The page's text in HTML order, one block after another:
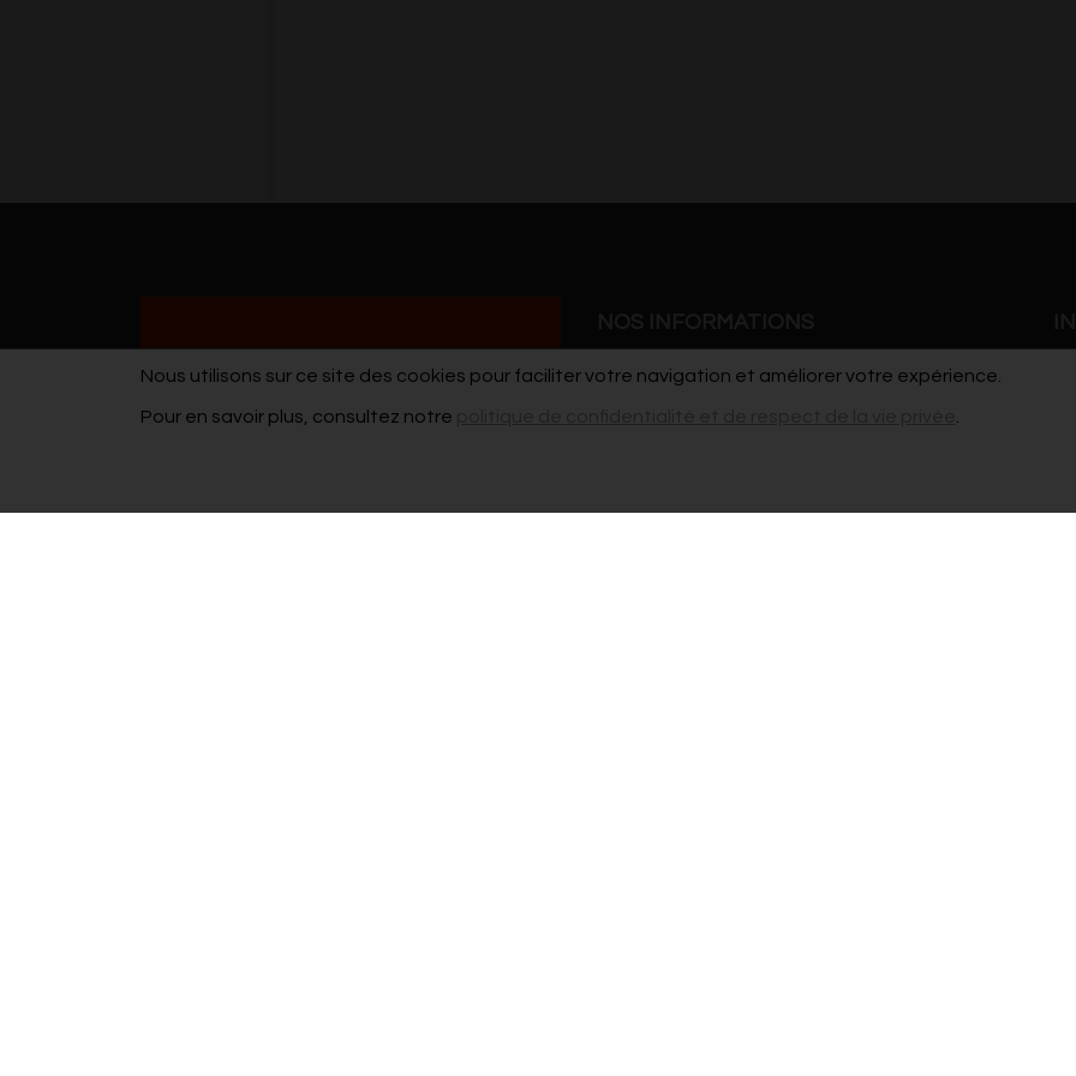
Nous utilisons sur ce site des cookies pour faciliter votre navigation et améliorer votre expérience.
Pour en savoir plus, consultez notre
Grand'Rue 41
pour les stages / ateliers et les demandes de